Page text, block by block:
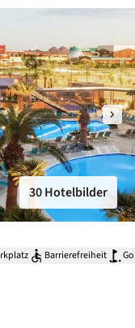
30 Hotelbilder
Barrierefreiheit